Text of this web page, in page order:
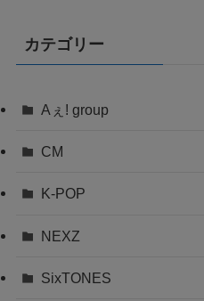
カテゴリー
Aぇ! group
CM
K-POP
NEXZ
SixTONES